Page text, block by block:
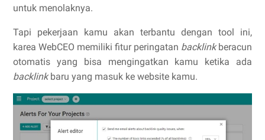
untuk menolaknya.
Tapi pekerjaan kamu akan terbantu dengan tool ini,
karea WebCEO memiliki fitur peringatan backlink beracun
otomatis yang bisa mengingatkan kamu ketika ada
backlink baru yang masuk ke website kamu.